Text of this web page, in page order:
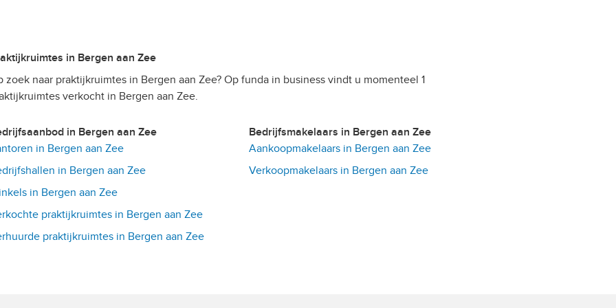
in Bergen aan Zee
zoek naar praktijkruimtes in Bergen aan Zee? Op funda in business vindt u momenteel 1
verkocht in Bergen aan Zee.
in Bergen aan Zee
in Bergen aan Zee
in Bergen aan Zee
in Bergen aan Zee
praktijkruimtes in Bergen aan Zee
praktijkruimtes in Bergen aan Zee
Bedrijfsmakelaars in Bergen aan Zee
Aankoopmakelaars in Bergen aan Zee
Verkoopmakelaars in Bergen aan Zee